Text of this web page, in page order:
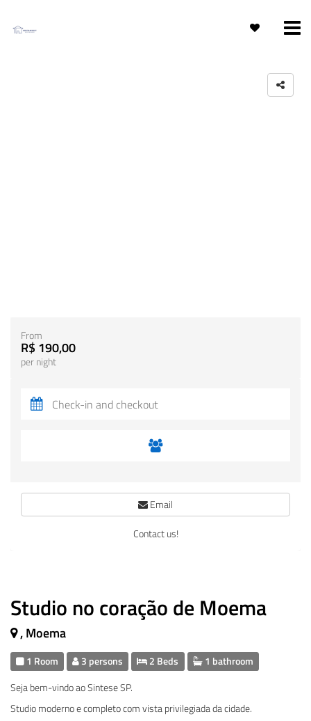
Studio no coração de Moema
, Moema
1 Room 3 persons 2 Beds 1 bathroom
Seja bem-vindo ao Sintese SP.
Studio moderno e completo com vista privilegiada da cidade.
From
R$ 190,00
per night
Email
Contact us!